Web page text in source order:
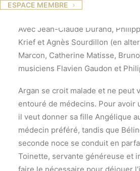
ESPACE MEMBRE
mise en scène Michel Didym
Avec Jean-Claude Durand,
Krief et Agnès Sourdillon (en
Marcon, Catherine Matisse,
musiciens Flavien Gaudon et
Argan se croit malade et ne peut
entouré de médecins. Pour avoir
il veut donner sa fille Angélique
médecin préféré, tandis que
seconde noce se conduit en
Toinette, servante généreuse et